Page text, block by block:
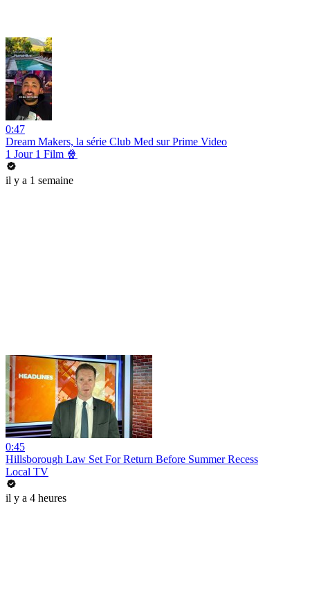
0:47
Dream Makers, la série Club Med sur Prime Video
1 Jour 1 Film 🍿
il y a 1 semaine
0:45
Hillsborough Law Set For Return Before Summer Recess
Local TV
il y a 4 heures